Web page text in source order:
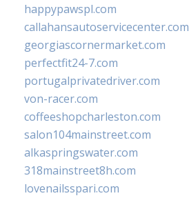
happypawspl.com
callahansautoservicecenter.com
georgiascornermarket.com
perfectfit24-7.com
portugalprivatedriver.com
von-racer.com
coffeeshopcharleston.com
salon104mainstreet.com
alkaspringswater.com
318mainstreet8h.com
lovenailsspari.com